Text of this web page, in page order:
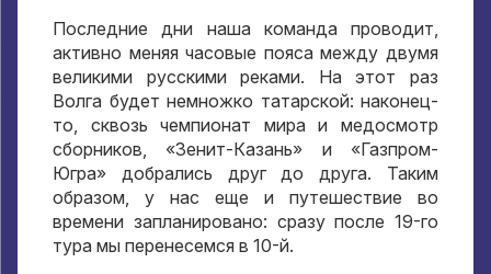
Последние дни наша команда проводит,
активно меняя часовые пояса между двумя
великими русскими реками. На этот раз
Волга будет немножко татарской: наконец-
то, сквозь чемпионат мира и медосмотр
сборников, «Зенит-Казань» и «Газпром-
Югра» добрались друг до друга. Таким
образом, у нас еще и путешествие во
времени запланировано: сразу после 19-го
тура мы перенесемся в 10-й.